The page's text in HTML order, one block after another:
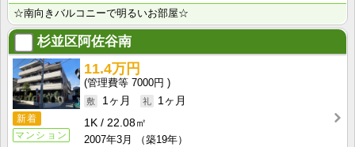
☆南向きバルコニーで明るいお部屋☆
杉並区阿佐谷南
新着
マンション
11.4万円
7000円
1ヶ月
1ヶ月
1K
22.08㎡
2007年3月
（築19年）